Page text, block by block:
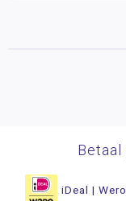
Betaal
iDeal | Wero